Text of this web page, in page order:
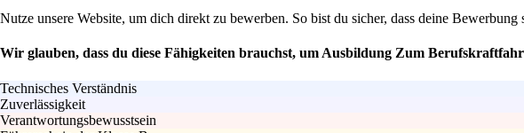
Nutze unsere Website, um dich direkt zu bewerben. So bist du sicher, dass deine
Wir glauben, dass du diese Fähigkeiten brauchst, um Ausbildung Zum
Technisches Verständnis
Zuverlässigkeit
Verantwortungsbewusstsein